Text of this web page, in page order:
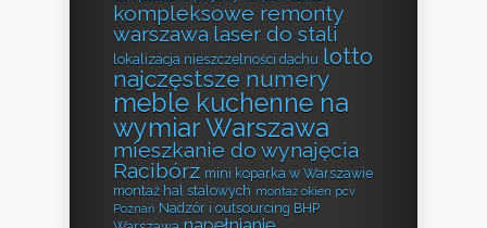
kompleksowe remonty
warszawa laser do stali
lokalizacja nieszczelności dachu lotto
najczęstsze numery
meble kuchenne na
wymiar Warszawa
mieszkanie do wynajęcia
Racibórz mini koparka w Warszawie
montaż hal stalowych montaż okien pcv
Poznań Nadzór i outsourcing BHP